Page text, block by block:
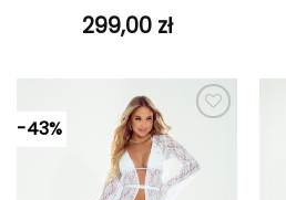
299,00 zł
-43%
Dodaj do
ulubionych